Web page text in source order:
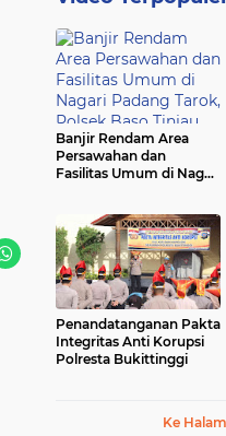
Banjir Rendam Area
Persawahan dan
Fasilitas Umum di Nagari
Penandatanganan Pakta
Integritas Anti Korupsi
Polresta Bukittinggi
Ke